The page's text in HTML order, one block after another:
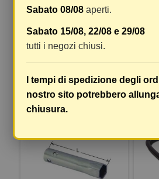
24,40 € 24,40 €
COMPRA
-10%
Sabato 08/08 aperti.
Sabato 15/08, 22/08 e 29/08
tutti i negozi chiusi.
I tempi di spedizione degli
nostro sito potrebbero
chiusura.